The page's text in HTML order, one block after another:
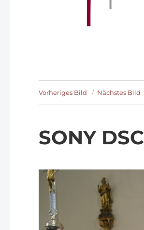
Vorheriges Bild Nächstes Bild
SONY DSC